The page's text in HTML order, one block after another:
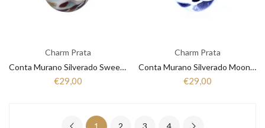
Charm Prata
Conta Murano Silverado Sweety Chic SDA01
€29,00
Charm Prata
Conta Murano Silverado Moon Waking SP14
€29,00
1 2 3 4